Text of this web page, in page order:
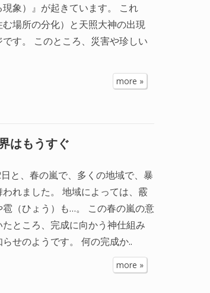
象）』が起きています。 これ
場所の分化）と天照大神の出現
す。 このところ、災害や珍しい
more »
はもうすぐ
と、春の嵐で、多くの地域で、暴
れました。 地域によっては、霰
雹（ひょう）も…。 この春の嵐の意
ところ、完成に向かう神仕組み
せのようです。 何の完成か..
more »